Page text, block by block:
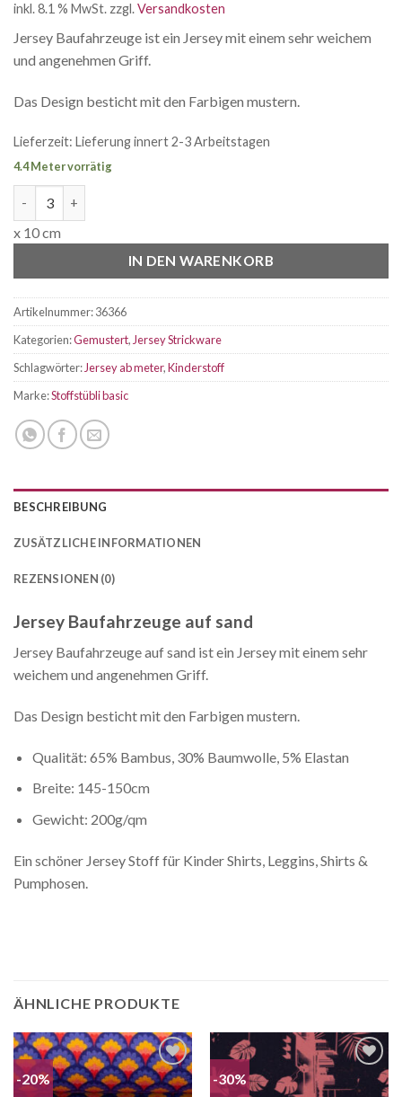
inkl. 8.1 % MwSt. zzgl.Versandkosten
Jersey Baufahrzeuge ist ein Jersey mit einem sehr weichem
und angenehmen Griff.
Das Design besticht mit den Farbigen mustern.
Lieferzeit: Lieferung innert 2-3 Arbeitstagen
4.4 Meter vorrätig
x 10 cm
IN DEN WARENKORB
Artikelnummer:36366
Kategorien:Gemustert, Jersey Strickware
Schlagwörter: Jersey ab meter,Kinderstoff
Marke:Stoffstübli basic
BESCHREIBUNG
ZUSÄTZLICHE INFORMATIONEN
REZENSIONEN (0)
Jersey Baufahrzeuge auf sand
Jersey Baufahrzeuge auf sand ist ein Jersey mit einem sehr
weichem und angenehmen Griff.
Das Design besticht mit den Farbigen mustern.
Qualität: 65% Bambus, 30% Baumwolle, 5% Elastan
Breite: 145-150cm
Gewicht: 200g/qm
Ein schöner Jersey Stoff für Kinder Shirts, Leggins, Shirts &
Pumphosen.
ÄHNLICHE PRODUKTE
-20%
Auf die
Wunschliste
-30%
Auf die
Wunschliste